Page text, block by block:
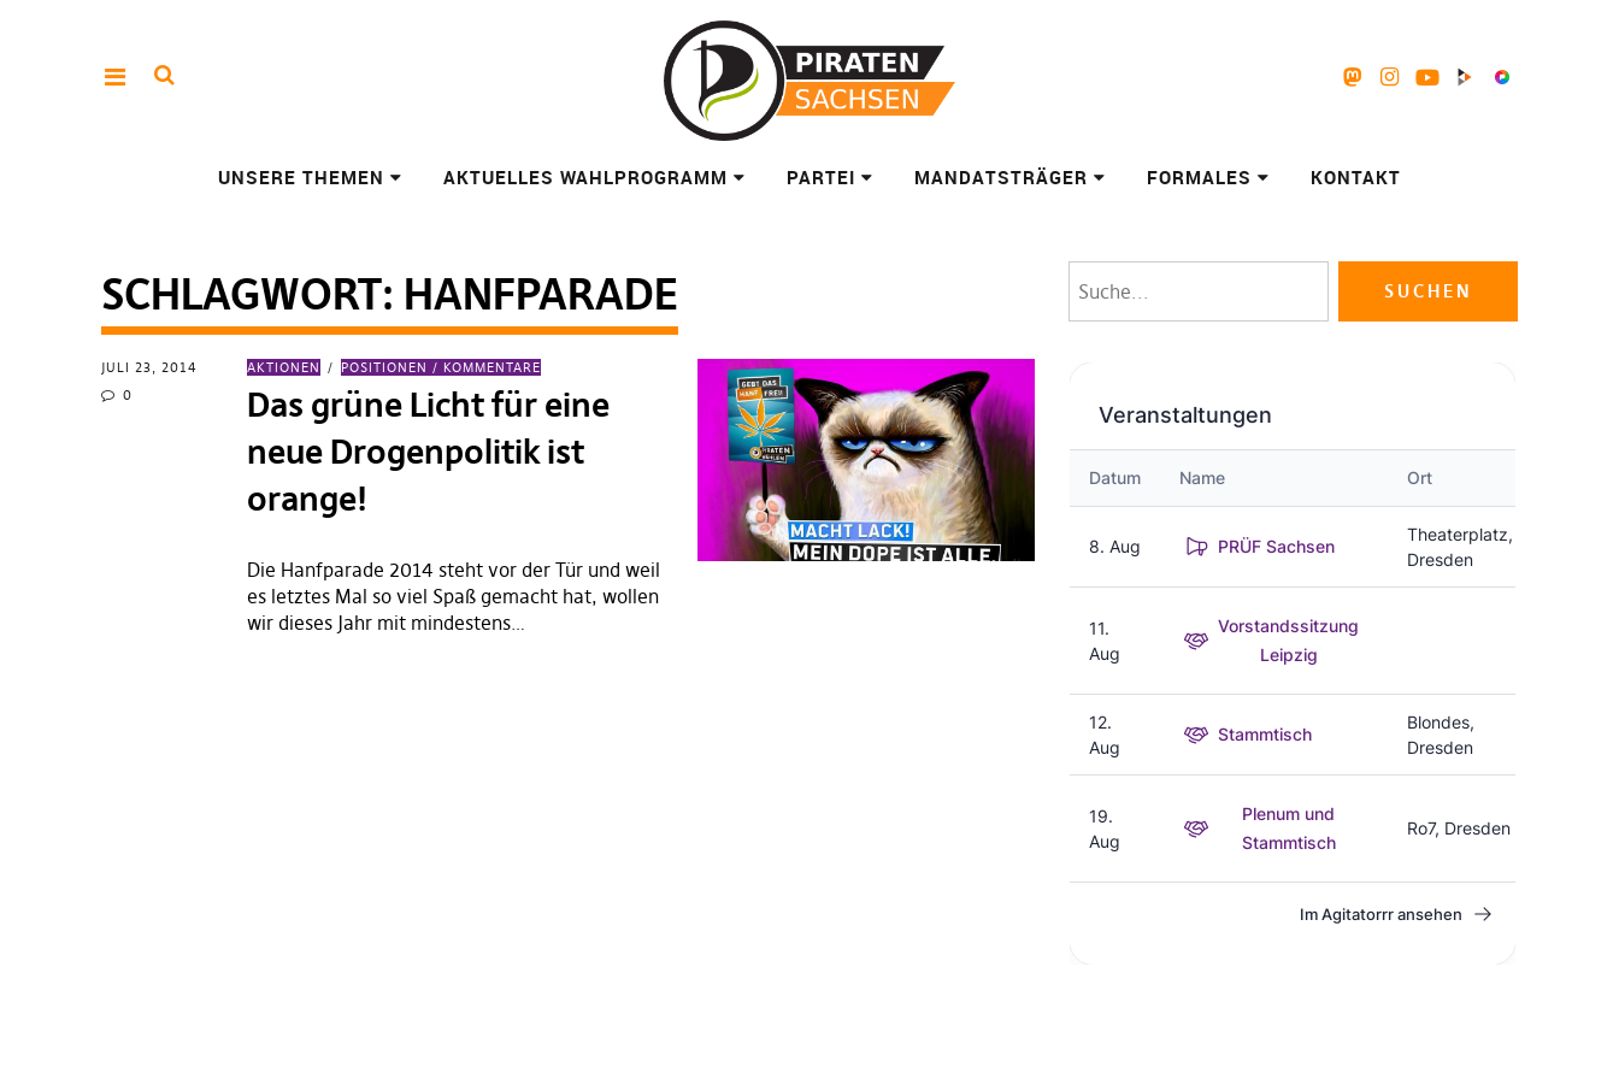
UNSERE THEMEN AKTUELLES WAHLPROGRAMM PARTEI MANDATSTRÄGER FORMALES KONTAKT
SCHLAGWORT: HANFPARADE
JULI 23, 2014
0
AKTIONEN POSITIONEN / KOMMENTARE
Das grüne Licht für eine
neue Drogenpolitik ist
orange!
Die Hanfparade 2014 steht vor der Tür und weil
es letztes Mal so viel Spaß gemacht hat, wollen
wir dieses Jahr mit mindestens…